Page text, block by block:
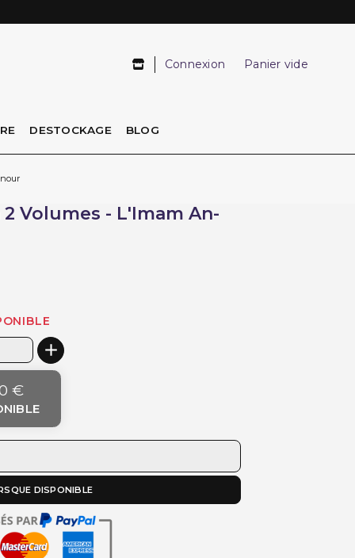
Connexion Panier vide
DESTOCKAGE BLOG
Volumes - L'Imam An-
€
DISPONIBLE